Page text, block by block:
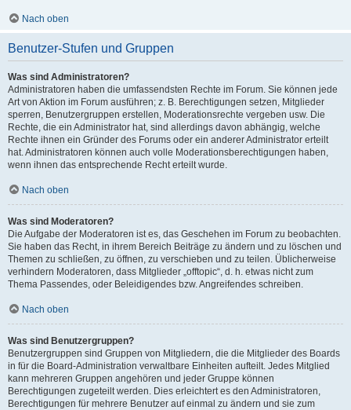
Nach oben
Benutzer-Stufen und Gruppen
Was sind Administratoren?
Administratoren haben die umfassendsten Rechte im Forum. Sie können jede
Art von Aktion im Forum ausführen; z. B. Berechtigungen setzen, Mitglieder
sperren, Benutzergruppen erstellen, Moderationsrechte vergeben usw. Die
Rechte, die ein Administrator hat, sind allerdings davon abhängig, welche
Rechte ihnen ein Gründer des Forums oder ein anderer Administrator erteilt
hat. Administratoren können auch volle Moderationsberechtigungen haben,
wenn ihnen das entsprechende Recht erteilt wurde.
Nach oben
Was sind Moderatoren?
Die Aufgabe der Moderatoren ist es, das Geschehen im Forum zu beobachten.
Sie haben das Recht, in ihrem Bereich Beiträge zu ändern und zu löschen und
Themen zu schließen, zu öffnen, zu verschieben und zu teilen. Üblicherweise
verhindern Moderatoren, dass Mitglieder „offtopic“, d. h. etwas nicht zum
Thema Passendes, oder Beleidigendes bzw. Angreifendes schreiben.
Nach oben
Was sind Benutzergruppen?
Benutzergruppen sind Gruppen von Mitgliedern, die die Mitglieder des Boards
in für die Board-Administration verwaltbare Einheiten aufteilt. Jedes Mitglied
kann mehreren Gruppen angehören und jeder Gruppe können
Berechtigungen zugeteilt werden. Dies erleichtert es den Administratoren,
Berechtigungen für mehrere Benutzer auf einmal zu ändern und sie zum